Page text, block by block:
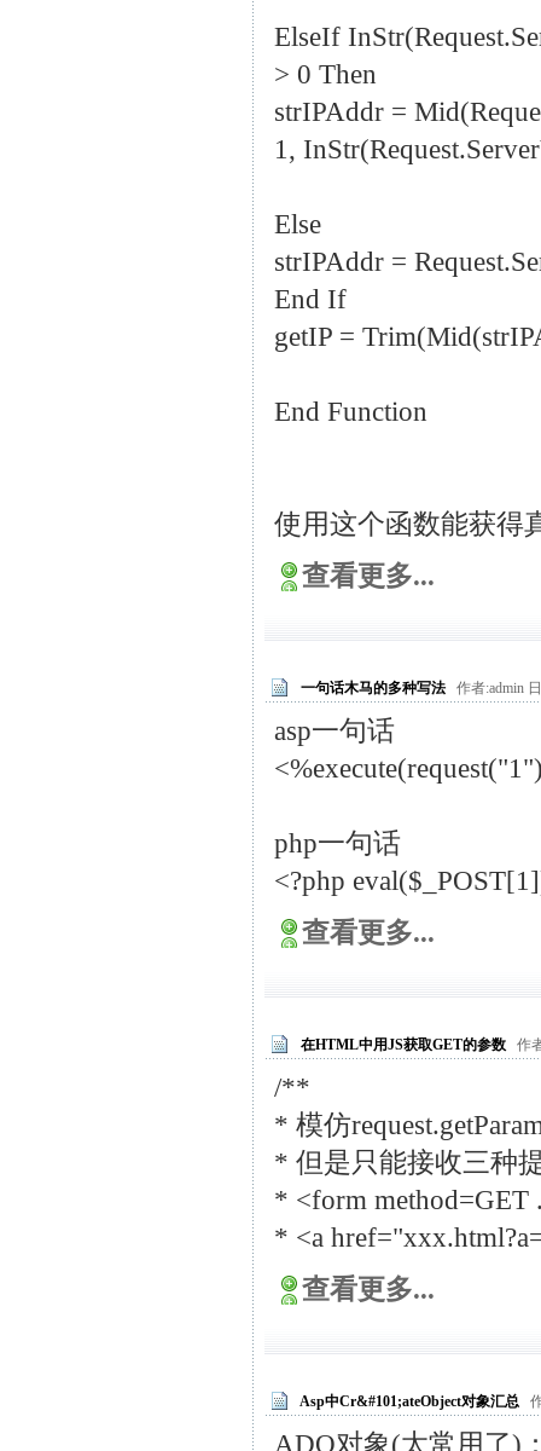
ElseIf
> 0 Then
strIPAddr =
1,
Else
strIPAddr =
End If
getIP =
End Function
使用这个函数能获得
查看更多...
一句话木马的多种写法 作者:admin
asp一句话
php一句话
<?php
查看更多...
在HTML中用JS获取GET的参数 作
/**
* 模仿
* 但是只能接收三种
* <form
* <a
查看更多...
Asp中Cr&#101;ateObject对象汇总
ADO对象(太常用了)